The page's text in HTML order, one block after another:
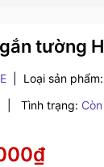
tường
| Loại sản phẩm:
Tình trạng: